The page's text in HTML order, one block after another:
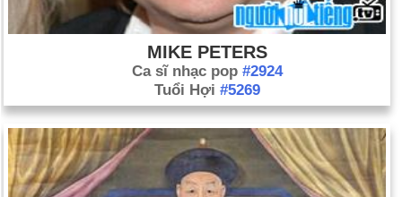
MIKE PETERS
Ca sĩ nhạc pop #2924
Tuổi Hợi #5269